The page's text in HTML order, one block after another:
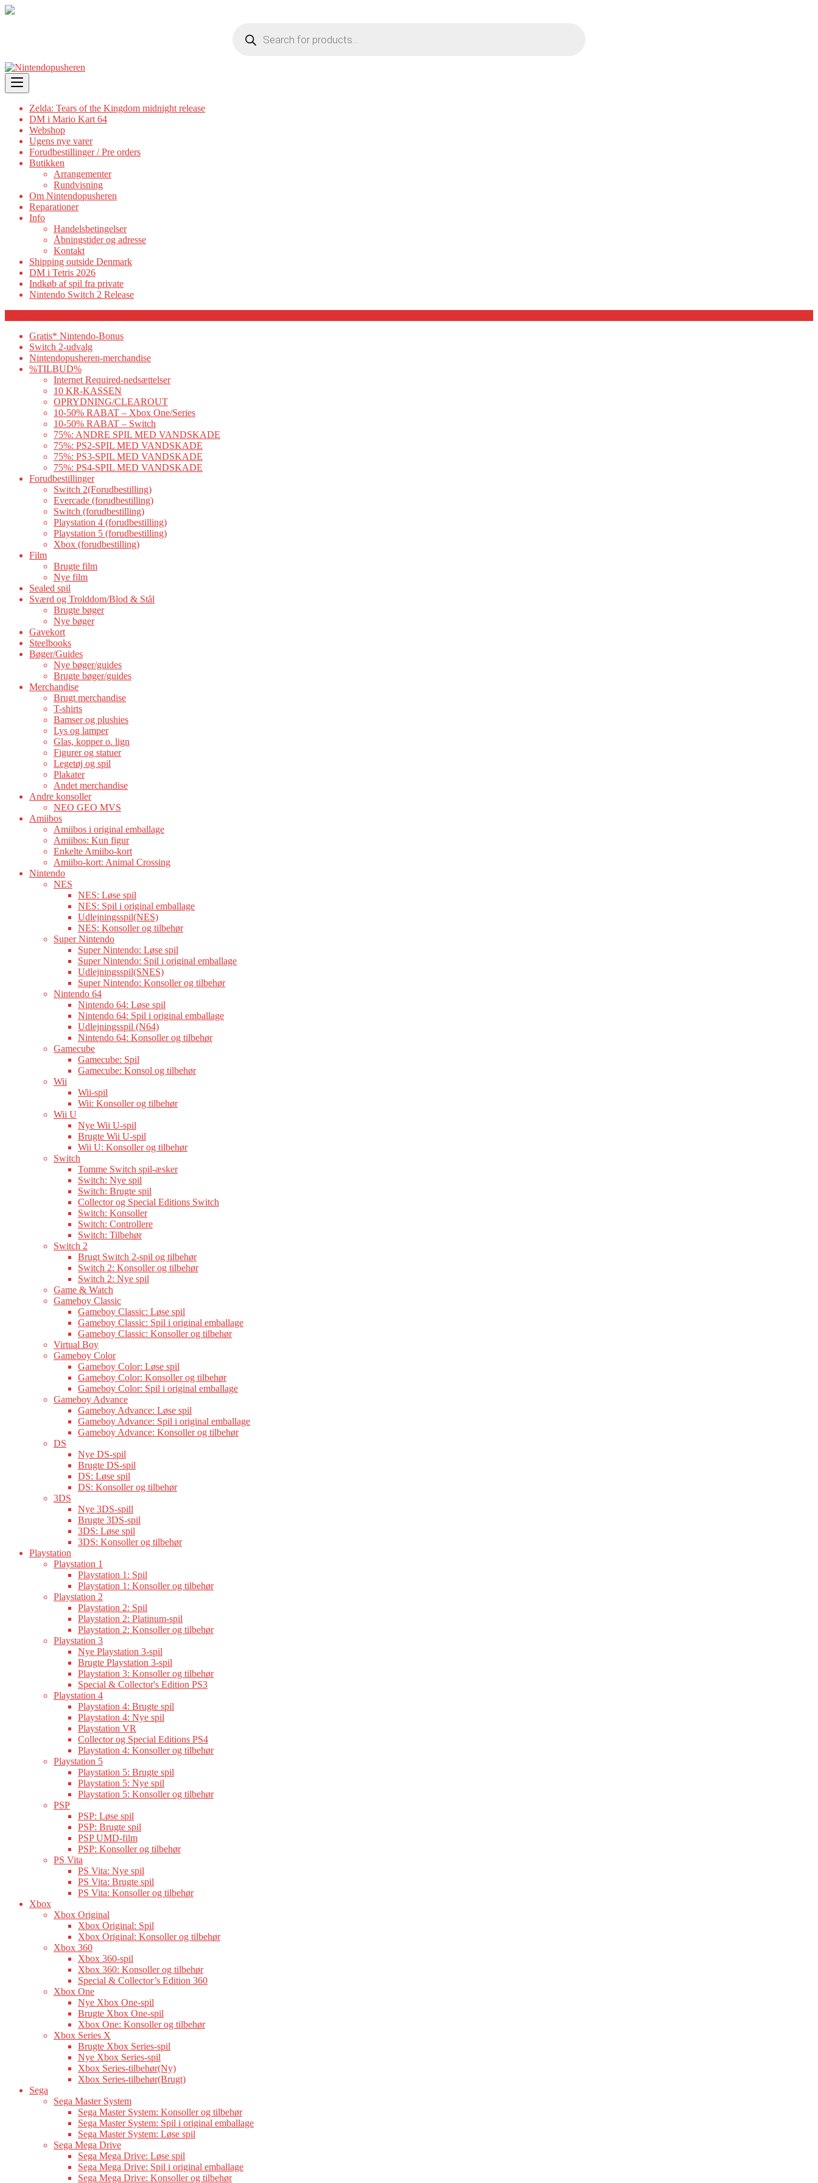
search
Skip
to
content
Zelda: Tears of the Kingdom midnight release
DM i Mario Kart 64
Webshop
Ugens nye varer
Forudbestillinger / Pre orders
Butikken
Arrangementer
Rundvisning
Om Nintendopusheren
Reparationer
Info
Handelsbetingelser
Åbningstider og adresse
Kontakt
Shipping outside Denmark
DM i Tetris 2026
Indkøb af spil fra private
Nintendo Switch 2 Release
Gratis* Nintendo-Bonus
Switch 2-udvalg
Nintendopusheren-merchandise
%TILBUD%
Internet Required-nedsættelser
10 KR-KASSEN
OPRYDNING/CLEAROUT
10-50% RABAT – Xbox One/Series
10-50% RABAT – Switch
75%: ANDRE SPIL MED VANDSKADE
75%: PS2-SPIL MED VANDSKADE
75%: PS3-SPIL MED VANDSKADE
75%: PS4-SPIL MED VANDSKADE
Forudbestillinger
Switch 2(Forudbestilling)
Evercade (forudbestilling)
Switch (forudbestilling)
Playstation 4 (forudbestilling)
Playstation 5 (forudbestilling)
Xbox (forudbestilling)
Film
Brugte film
Nye film
Sealed spil
Sværd og Trolddom/Blod & Stål
Brugte bøger
Nye bøger
Gavekort
Steelbooks
Bøger/Guides
Nye bøger/guides
Brugte bøger/guides
Merchandise
Brugt merchandise
T-shirts
Bamser og plushies
Lys og lamper
Glas, kopper o. lign
Figurer og statuer
Legetøj og spil
Plakater
Andet merchandise
Andre konsoller
NEO GEO MVS
Amiibos
Amiibos i original emballage
Amiibos: Kun figur
Enkelte Amiibo-kort
Amiibo-kort: Animal Crossing
Nintendo
NES
NES: Løse spil
NES: Spil i original emballage
Udlejningsspil(NES)
NES: Konsoller og tilbehør
Super Nintendo
Super Nintendo: Løse spil
Super Nintendo: Spil i original emballage
Udlejningsspil(SNES)
Super Nintendo: Konsoller og tilbehør
Nintendo 64
Nintendo 64: Løse spil
Nintendo 64: Spil i original emballage
Udlejningsspil (N64)
Nintendo 64: Konsoller og tilbehør
Gamecube
Gamecube: Spil
Gamecube: Konsol og tilbehør
Wii
Wii-spil
Wii: Konsoller og tilbehør
Wii U
Nye Wii U-spil
Brugte Wii U-spil
Wii U: Konsoller og tilbehør
Switch
Tomme Switch spil-æsker
Switch: Nye spil
Switch: Brugte spil
Collector og Special Editions Switch
Switch: Konsoller
Switch: Controllere
Switch: Tilbehør
Switch 2
Brugt Switch 2-spil og tilbehør
Switch 2: Konsoller og tilbehør
Switch 2: Nye spil
Game & Watch
Gameboy Classic
Gameboy Classic: Løse spil
Gameboy Classic: Spil i original emballage
Gameboy Classic: Konsoller og tilbehør
Virtual Boy
Gameboy Color
Gameboy Color: Løse spil
Gameboy Color: Konsoller og tilbehør
Gameboy Color: Spil i original emballage
Gameboy Advance
Gameboy Advance: Løse spil
Gameboy Advance: Spil i original emballage
Gameboy Advance: Konsoller og tilbehør
DS
Nye DS-spil
Brugte DS-spil
DS: Løse spil
DS: Konsoller og tilbehør
3DS
Nye 3DS-spill
Brugte 3DS-spil
3DS: Løse spil
3DS: Konsoller og tilbehør
Playstation
Playstation 1
Playstation 1: Spil
Playstation 1: Konsoller og tilbehør
Playstation 2
Playstation 2: Spil
Playstation 2: Platinum-spil
Playstation 2: Konsoller og tilbehør
Playstation 3
Nye Playstation 3-spil
Brugte Playstation 3-spil
Playstation 3: Konsoller og tilbehør
Special & Collector's Edition PS3
Playstation 4
Playstation 4: Brugte spil
Playstation 4: Nye spil
Playstation VR
Collector og Special Editions PS4
Playstation 4: Konsoller og tilbehør
Playstation 5
Playstation 5: Brugte spil
Playstation 5: Nye spil
Playstation 5: Konsoller og tilbehør
PSP
PSP: Løse spil
PSP: Brugte spil
PSP UMD-film
PSP: Konsoller og tilbehør
PS Vita
PS Vita: Nye spil
PS Vita: Brugte spil
PS Vita: Konsoller og tilbehør
Xbox
Xbox Original
Xbox Original: Spil
Xbox Original: Konsoller og tilbehør
Xbox 360
Xbox 360-spil
Xbox 360: Konsoller og tilbehør
Special & Collector’s Edition 360
Xbox One
Nye Xbox One-spil
Brugte Xbox One-spil
Xbox One: Konsoller og tilbehør
Xbox Series X
Brugte Xbox Series-spil
Nye Xbox Series-spil
Xbox Series-tilbehør(Ny)
Xbox Series-tilbehør(Brugt)
Sega
Sega Master System
Sega Master System: Konsoller og tilbehør
Sega Master System: Spil i original emballage
Sega Master System: Løse spil
Sega Mega Drive
Sega Mega Drive: Løse spil
Sega Mega Drive: Spil i original emballage
Sega Mega Drive: Konsoller og tilbehør